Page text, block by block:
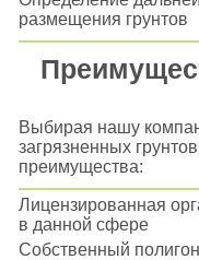
размещения грунтов
Выбирая нашу
загрязненных
преимущества:
Лицензированная
в данной сфере
Собственный